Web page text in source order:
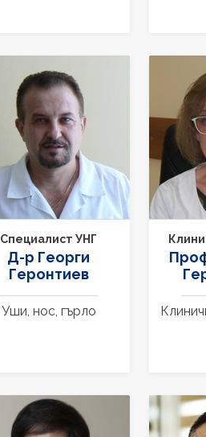
Специалист УНГ
Д-р Георги
Геронтиев
Уши, нос, гърло